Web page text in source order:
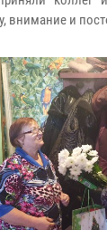
внимание и